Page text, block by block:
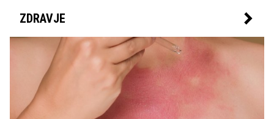
ZDRAVJE